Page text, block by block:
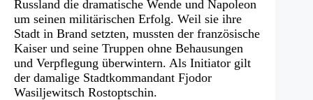
Tab)
Russland die dramatische Wende und Napoleon
um seinen militärischen Erfolg. Weil sie ihre
Stadt in Brand setzten, mussten der französische
Kaiser und seine Truppen ohne Behausungen
und Verpflegung überwintern. Als Initiator gilt
der damalige Stadtkommandant Fjodor
Wasiljewitsch Rostoptschin.